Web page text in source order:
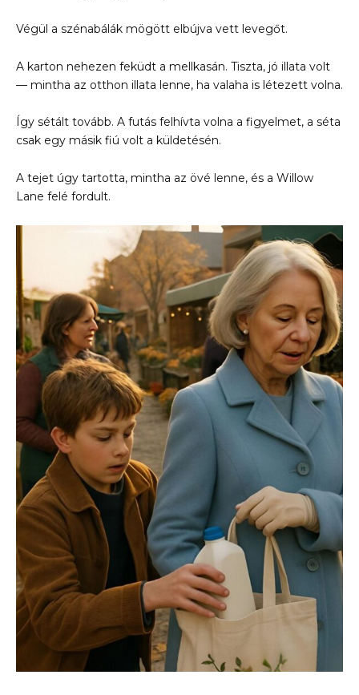
Végül a szénabálák mögött elbújva vett levegőt.
A karton nehezen feküdt a mellkasán. Tiszta, jó illata volt
— mintha az otthon illata lenne, ha valaha is létezett volna.
Így sétált tovább. A futás felhívta volna a figyelmet, a séta
csak egy másik fiú volt a küldetésén.
A tejet úgy tartotta, mintha az övé lenne, és a Willow
Lane felé fordult.